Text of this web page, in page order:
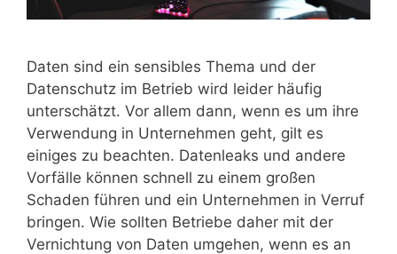
Daten sind ein sensibles Thema und der
Datenschutz im Betrieb wird leider häufig
unterschätzt. Vor allem dann, wenn es um ihre
Verwendung in Unternehmen geht, gilt es
einiges zu beachten. Datenleaks und andere
Vorfälle können schnell zu einem großen
Schaden führen und ein Unternehmen in Verruf
bringen. Wie sollten Betriebe daher mit der
Vernichtung von Daten umgehen, wenn es an